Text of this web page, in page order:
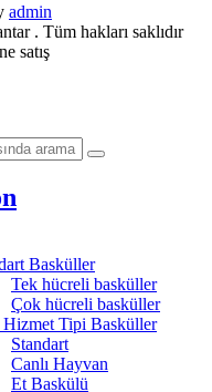
admin
. Tüm hakları saklıdır
satış
Basküller
Tek hücreli basküller
Çok hücreli basküller
Hizmet Tipi Basküller
Standart
Canlı Hayvan
Et Baskülü